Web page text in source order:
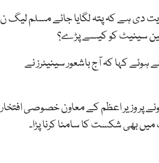
دی ہے کہ پتہ لگایا جائے مسلم لیگ ن
کہا کہ آج باشعور سینیٹرز نے
پر وزیر اعظم کے معاون خصوصی افتخار
بھی شکست کا سامنا کرنا پڑا۔